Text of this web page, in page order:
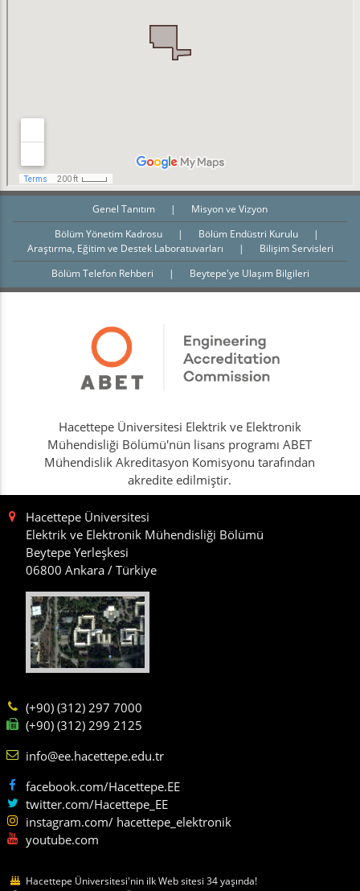
Genel Tanıtım |
Misyon ve Vizyon
Bölüm Yönetim Kadrosu
| Bölüm Endüstri Kurulu
|
Araştırma, Eğitim ve Destek Laboratuvarları
|
Bilişim Servisleri
Bölüm Telefon Rehberi
| Beytepe'ye Ulaşım Bilgileri
Hacettepe Üniversitesi Elektrik ve Elektronik
Mühendisliği Bölümü'nün lisans programı ABET
Mühendislik Akreditasyon Komisyonu tarafından
akredite edilmiştir.
Hacettepe Üniversitesi
Elektrik ve Elektronik Mühendisliği Bölümü
Beytepe Yerleşkesi
06800 Ankara / Türkiye
(+90) (312) 297 7000
(+90) (312) 299 2125
info@ee.hacettepe.edu.tr
facebook.com/Hacettepe.EE
twitter.com/Hacettepe_EE
instagram.com/ hacettepe_elektronik
youtube.com
Hacettepe Üniversitesi'nin ilk Web sitesi 34 yaşında!